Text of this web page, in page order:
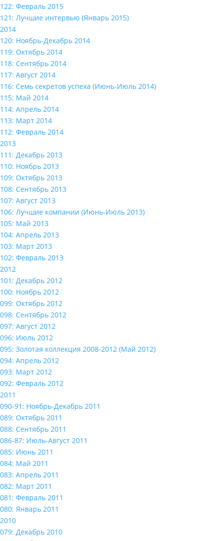
122: Февраль 2015
121: Лучшие интервью (Январь 2015)
2014
120: Ноябрь-Декабрь 2014
119: Октябрь 2014
118: Сентябрь 2014
117: Август 2014
116: Семь секретов успеха (Июнь-Июль 2014)
115: Май 2014
114: Апрель 2014
113: Март 2014
112: Февраль 2014
2013
111: Декабрь 2013
110: Ноябрь 2013
109: Октябрь 2013
108: Сентябрь 2013
107: Август 2013
106: Лучшие компании (Июнь-Июль 2013)
105: Май 2013
104: Апрель 2013
103: Март 2013
102: Февраль 2013
2012
101: Декабрь 2012
100: Ноябрь 2012
099: Октябрь 2012
098: Сентябрь 2012
097: Август 2012
096: Июль 2012
095: Золотая коллекция 2008-2012 (Май 2012)
094: Апрель 2012
093: Март 2012
092: Февраль 2012
2011
090-91: Ноябрь-Декабрь 2011
089: Октябрь 2011
088: Сентябрь 2011
086-87: Июль-Август 2011
085: Июнь 2011
084: Май 2011
083: Апрель 2011
082: Март 2011
081: Февраль 2011
080: Январь 2011
2010
079: Декабрь 2010